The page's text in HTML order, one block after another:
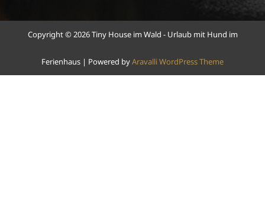
Copyright © 2026 Tiny House im Wald - Urlaub mit Hund im
Ferienhaus | Powered byAravalli WordPress Theme